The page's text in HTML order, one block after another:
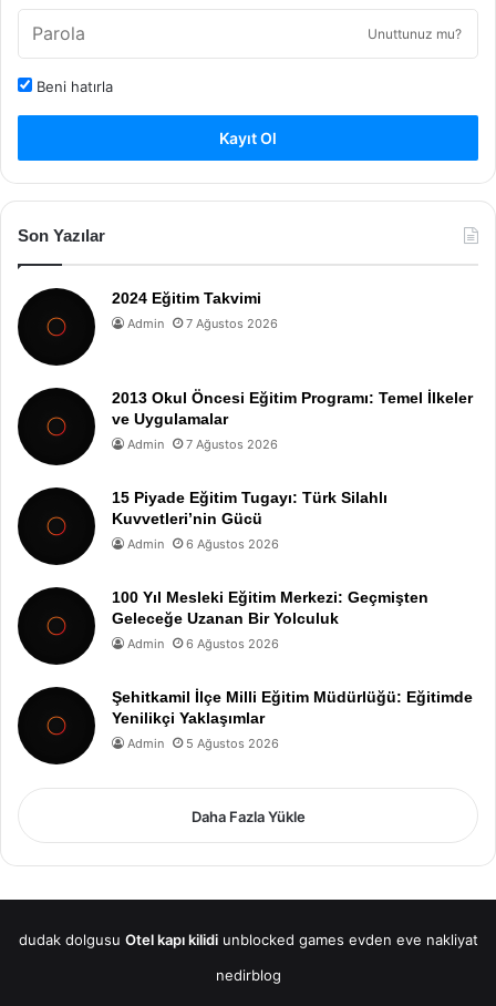
Unuttunuz mu?
Beni hatırla
Kayıt Ol
Son Yazılar
2024 Eğitim Takvimi
Admin 7 Ağustos 2026
2013 Okul Öncesi Eğitim Programı: Temel İlkeler
ve Uygulamalar
Admin 7 Ağustos 2026
15 Piyade Eğitim Tugayı: Türk Silahlı
Kuvvetleri’nin Gücü
Admin 6 Ağustos 2026
100 Yıl Mesleki Eğitim Merkezi: Geçmişten
Geleceğe Uzanan Bir Yolculuk
Admin 6 Ağustos 2026
Şehitkamil İlçe Milli Eğitim Müdürlüğü: Eğitimde
Yenilikçi Yaklaşımlar
Admin 5 Ağustos 2026
Daha Fazla Yükle
dudak dolgusu Otel kapı kilidi unblocked games evden eve nakliyat
nedirblog